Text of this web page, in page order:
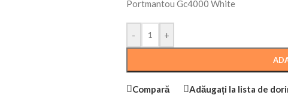
Portmantou Gc4000 White
- +
Compară Adăugați la lista de